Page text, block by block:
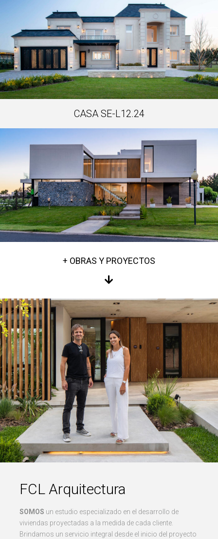
CASA SE-L12.24
+ OBRAS Y PROYECTOS
FCL Arquitectura
SOMOS un estudio especializado en el desarrollo de
viviendas proyectadas a la medida de cada cliente.
Brindamos un servicio integral desde el inicio del proyecto